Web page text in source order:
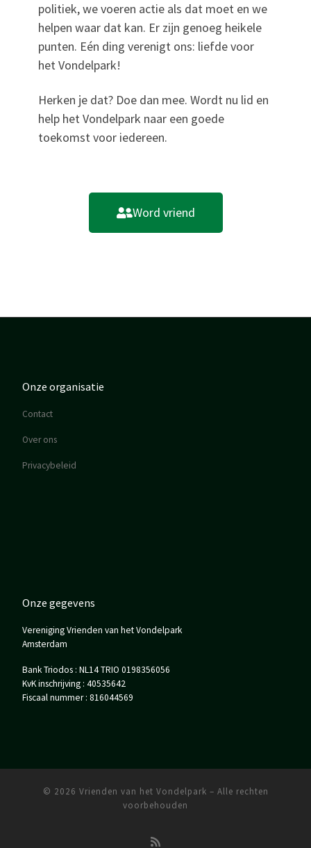
politiek, we voeren actie als dat moet en we
helpen waar dat kan. Er zijn genoeg heikele
punten. Eén ding verenigt ons: liefde voor
het Vondelpark!
Herken je dat? Doe dan mee. Wordt nu lid en
help het Vondelpark naar een goede
toekomst voor iedereen.
Word vriend
Onze organisatie
Contact
Over ons
Privacybeleid
Onze gegevens
Vereniging Vrienden van het Vondelpark
Amsterdam
Bank Triodos : NL14 TRIO 0198356056
KvK inschrijving : 40535642
Fiscaal nummer : 816044569
© 2026 Vrienden van het Vondelpark – Alle rechten
voorbehouden